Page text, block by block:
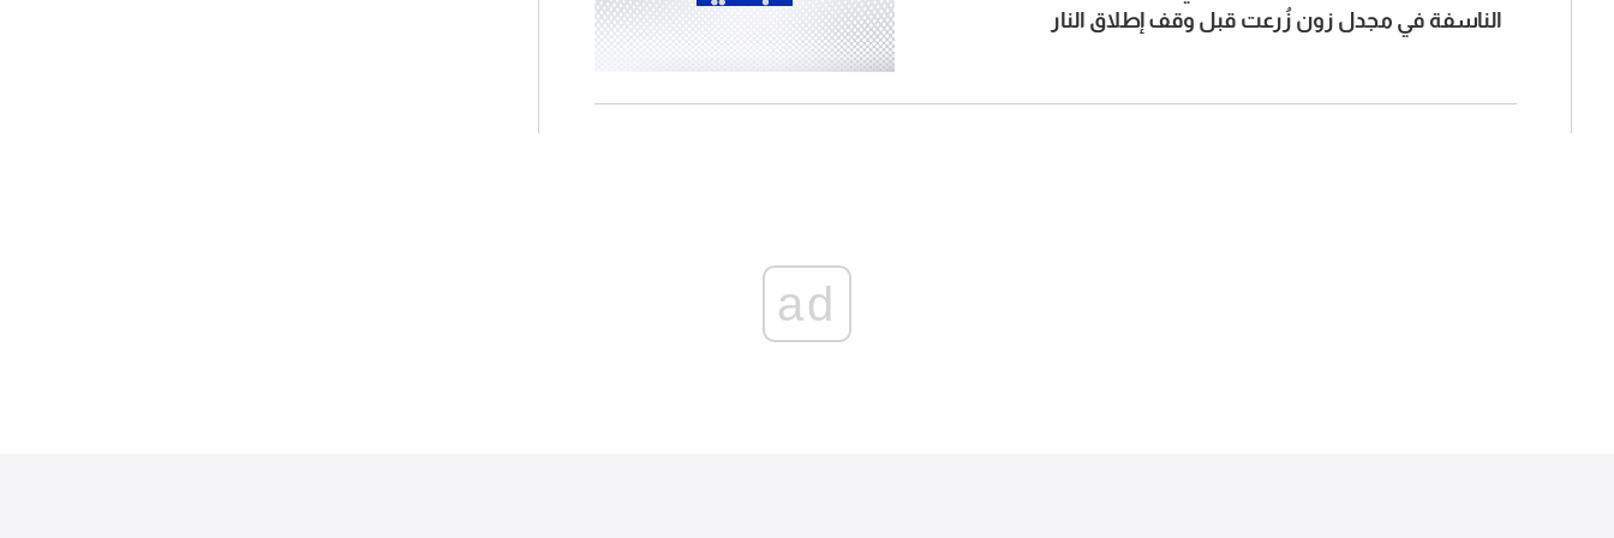
الناسفة في مجدل زون زُرعت قبل وقف إطلاق النار
ad